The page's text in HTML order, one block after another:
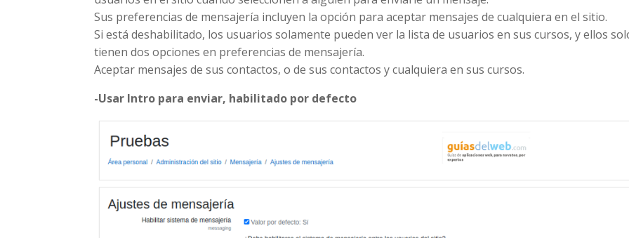
Sus preferencias de mensajería incluyen la opción para aceptar mensajes de cualquiera en el sitio.
Si está deshabilitado, los usuarios solamente pueden ver la lista de usuarios en sus cursos, y ellos
tienen dos opciones en preferencias de mensajería.
Aceptar mensajes de sus contactos, o de sus contactos y cualquiera en sus cursos.
-Usar Intro para enviar, habilitado por defecto